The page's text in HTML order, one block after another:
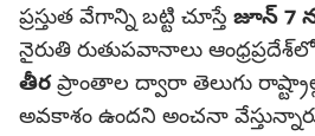
ప్రస్తుత వేగాన్ని బట్టి చూస్తే జూన్ 7
నైరుతి రుతుపవానాలు
తీరప్రాంతాల ద్వారా తెలుగు
అవకాశం ఉందని అంచనా